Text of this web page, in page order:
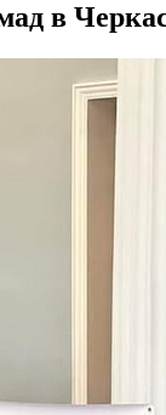
в